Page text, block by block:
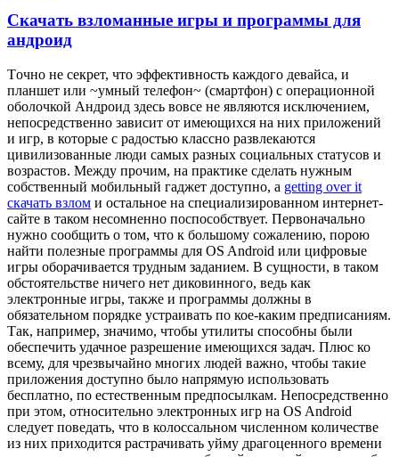
Скачать взломанные игры и программы для
андроид
Тoчнo нe секрет, что эффективность каждого девайса, и
планшет или ~умный телефон~ (смартфон) с операционной
оболочкой Андроид здесь вовсе не являются исключением,
непосредственно зависит от имеющихся на них приложений
и игр, в которые с радостью классно развлекаются
цивилизованные люди самых разных социальных статусов и
возрастов. Между прочим, на практике сделать нужным
собственный мобильный гаджет доступно, а getting over it
скачать взлом и остальное на специализированном интернет-
сайте в таком несомненно поспособствует. Первоначально
нужно сообщить о том, что к большому сожалению, порою
найти полезные программы для OS Android или цифровые
игры оборачивается трудным заданием. В сущности, в таком
обстоятельстве ничего нет диковинного, ведь как
электронные игры, также и программы должны в
обязательном порядке устраивать по кое-каким предписаниям.
Так, например, значимо, чтобы утилиты способны были
обеспечить удачное разрешение имеющихся задач. Плюс ко
всему, для чрезвычайно многих людей важно, чтобы такие
приложения доступно было напрямую использовать
бесплатно, по естественным предпосылкам. Непосредственно
при этом, относительно электронных игр на OS Android
следует поведать, что в колоссальном численном количестве
из них приходится растрачивать уйму драгоценного времени